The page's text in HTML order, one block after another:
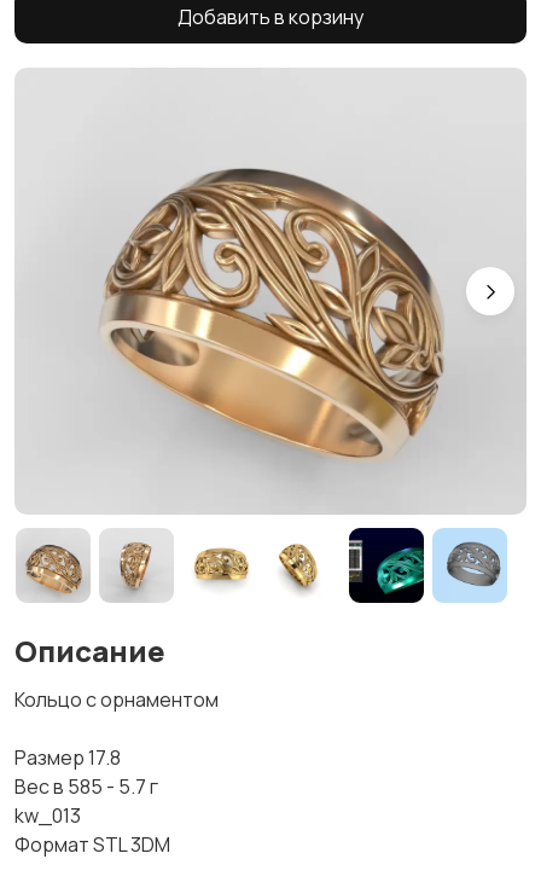
Описание
Кольцо с орнаментом
Размер 17.8
Вес в 585 - 5.7 г
kw_013
Формат STL 3DM
Добавить в корзину